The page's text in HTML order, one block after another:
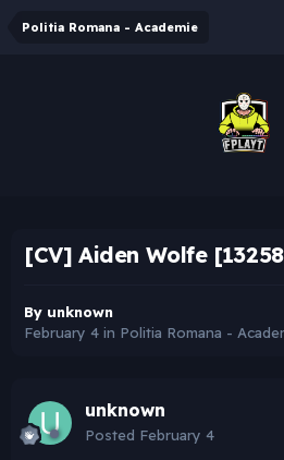
Politia Romana - Academie
[CV] Aiden Wolfe
By unknown
February 4 in Politia Romana -
unknown
Posted February 4